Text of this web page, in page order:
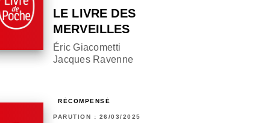
LE LIVRE DES
MERVEILLES
Éric Giacometti
Jacques Ravenne
RÉCOMPENSÉ
PARUTION : 26/03/2025